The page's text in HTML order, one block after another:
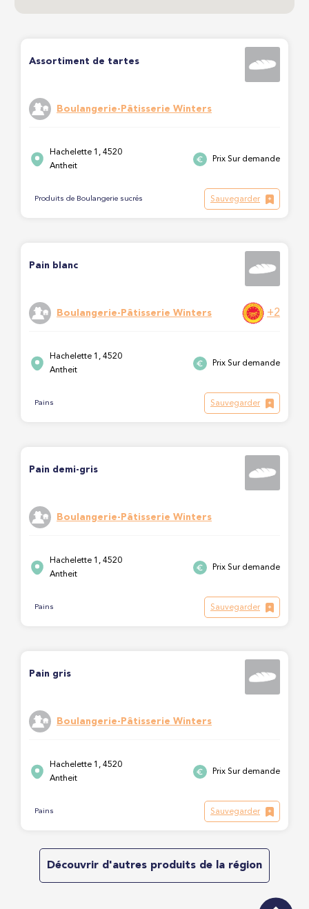
Assortiment de tartes
Boulangerie-Pâtisserie Winters
Hachelette 1, 4520
Antheit
Prix Sur demande
Produits de Boulangerie sucrés Sauvegarder
Pain blanc
Boulangerie-Pâtisserie Winters +2
Hachelette 1, 4520
Antheit
Prix Sur demande
Pains Sauvegarder
Pain demi-gris
Boulangerie-Pâtisserie Winters
Hachelette 1, 4520
Antheit
Prix Sur demande
Pains Sauvegarder
Pain gris
Boulangerie-Pâtisserie Winters
Hachelette 1, 4520
Antheit
Prix Sur demande
Pains Sauvegarder
Découvrir d'autres produits de la région